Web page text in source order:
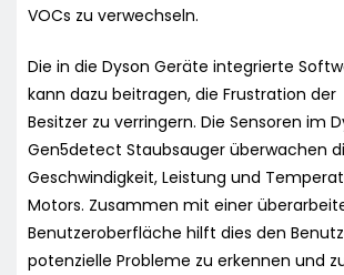
VOCs zu verwechseln.
Die in die Dyson Geräte integrierte
kann dazu beitragen, die Frustration der
Besitzer zu verringern. Die Sensoren im
Gen5detect Staubsauger überwachen
Geschwindigkeit, Leistung und
Motors. Zusammen mit einer
Benutzeroberfläche hilft dies den
potenzielle Probleme zu erkennen und